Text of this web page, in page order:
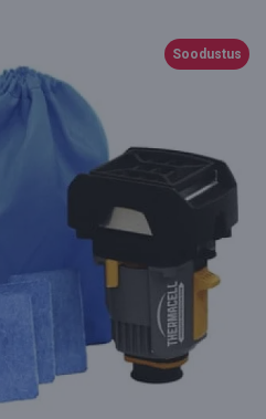
Soodustus